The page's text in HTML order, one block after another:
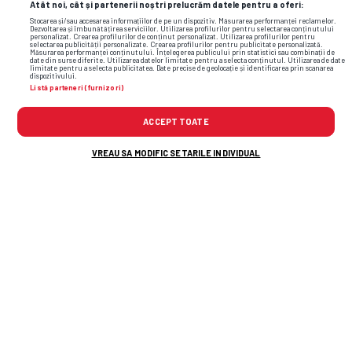
Atât noi, cât și partenerii noștri prelucrăm datele pentru a oferi:
Stocarea și/sau accesarea informațiilor de pe un dispozitiv. Măsurarea performanței reclamelor.
Dezvoltarea și îmbunătățirea serviciilor. Utilizarea profilurilor pentru selectarea conținutului
personalizat. Crearea profilurilor de conținut personalizat. Utilizarea profilurilor pentru
selectarea publicității personalizate. Crearea profilurilor pentru publicitate personalizată.
Măsurarea performanței conținutului. Înțelegerea publicului prin statistici sau combinații de
date din surse diferite. Utilizarea datelor limitate pentru a selecta conținutul. Utilizarea de date
limitate pentru a selecta publicitatea. Date precise de geolocație și identificarea prin scanarea
dispozitivului.
Listă parteneri (furnizori)
ACCEPT TOATE
VREAU SA MODIFIC SETARILE INDIVIDUAL